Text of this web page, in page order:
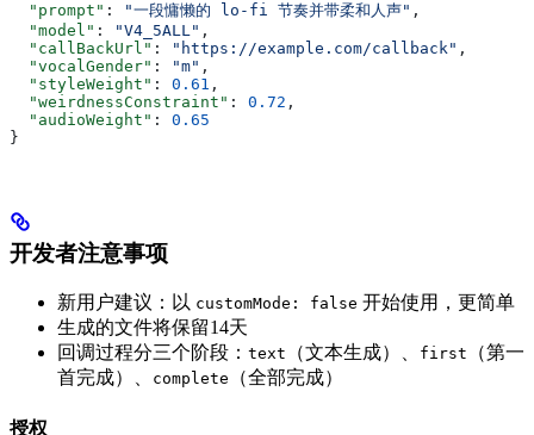
  "prompt"
: "一段慵懒的 lo-fi 节奏并带柔和人声" ,
  "model"
: "V4_5ALL" ,
  "callBackUrl"
: "https://example.com/callback" ,
  "vocalGender"
: "m" ,
  "styleWeight"
: 0.61 ,
  "weirdnessConstraint"
: 0.72 ,
  "audioWeight"
: 0.65
}
开发者注意事项
新用户建议：以 customMode: false 开始使用，更简单
生成的文件将保留14天
回调过程分三个阶段： text （文本生成）、 first
（第一
首完成）、
complete （全部完成）
授权